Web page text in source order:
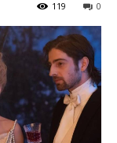
0
119